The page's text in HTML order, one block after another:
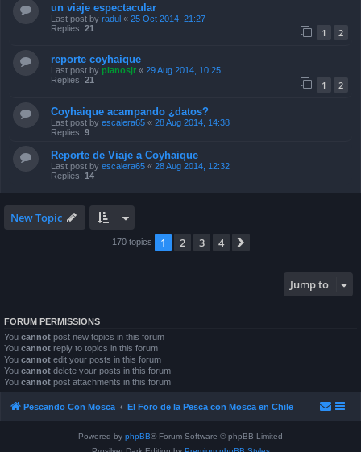
un viaje espectacular
Last post by radul « 25 Oct 2014, 21:27
Replies: 21 1 2
reporte coyhaique
Last post by planosjr « 29 Aug 2014, 10:25
Replies: 21 1 2
Coyhaique acampando ¿datos?
Last post by escalera65 « 28 Aug 2014, 14:38
Replies: 9
Reporte de Viaje a Coyhaique
Last post by escalera65 « 28 Aug 2014, 12:32
Replies: 14
New Topic
170 topics 1 2 3 4
Jump to
FORUM PERMISSIONS
You cannot post new topics in this forum
You cannot reply to topics in this forum
You cannot edit your posts in this forum
You cannot delete your posts in this forum
You cannot post attachments in this forum
Pescando Con Mosca El Foro de la Pesca con Mosca en Chile
Powered by phpBB® Forum Software © phpBB Limited